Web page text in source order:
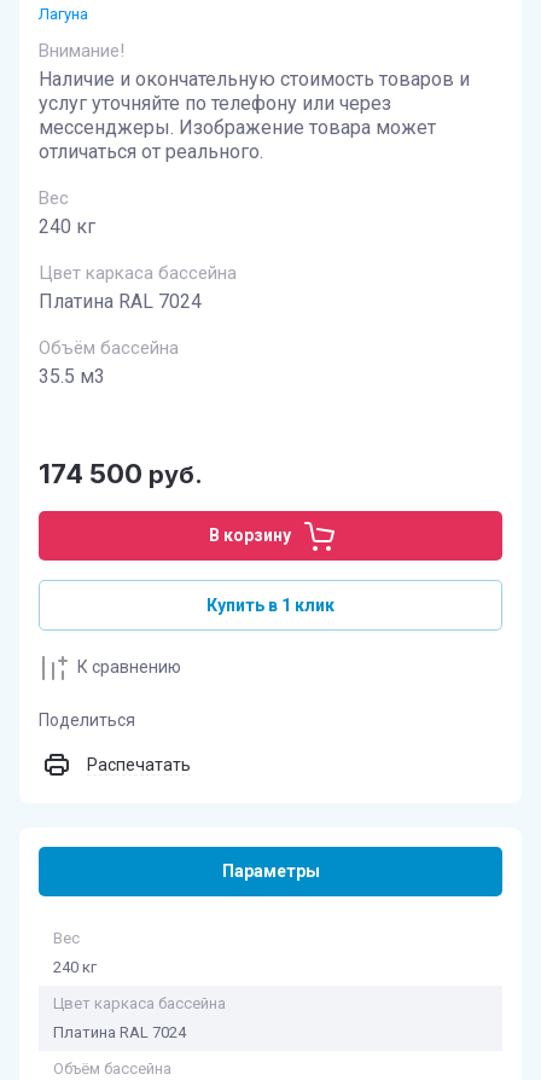
Лагуна
Внимание!
Наличие и окончательную стоимость товаров и
услуг уточняйте по телефону или через
мессенджеры. Изображение товара может
отличаться от реального.
Вес
240 кг
Цвет каркаса бассейна
Платина RAL 7024
Объём бассейна
35.5 м3
174 500 руб.
В корзину
Купить в 1 клик
К сравнению
Поделиться
Распечатать
Параметры
Вес
240 кг
Цвет каркаса бассейна
Платина RAL 7024
Объём бассейна